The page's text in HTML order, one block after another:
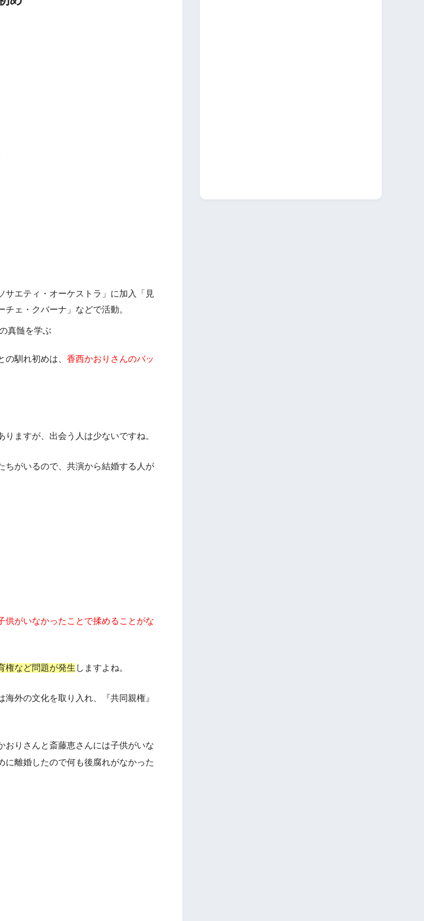
サエティ・オーケストラ」に加入「見
ェ・クバーナ」などで活動。
真髄を学ぶ
馴れ初めは、 香西かおりさんのバッ
ますが、出会う人は少ないですね。
ちがいるので、共演から結婚する人が
供がいなかったことで揉めることがな
権など問題が発生 しますよね。
外の文化を取り入れ、『共同親権』
おりさんと斎藤恵さんには子供がいな
に離婚したので何も後腐れがなかった